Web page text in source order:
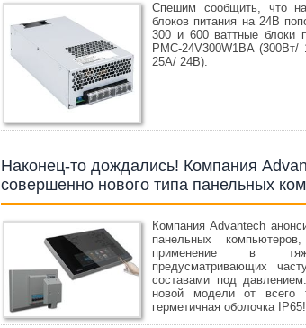
Спешим сообщить, что
блоков питания на 24В
300 и 600 ваттные блоки
PMC-24V300W1BA
25А/ 24В).
Наконец-то дождались! Компания
совершенно нового типа панельных
Компания Advantech
панельных
применение в
предусматривающих
составами под
новой модели от всего
герметичная оболочка IP65!